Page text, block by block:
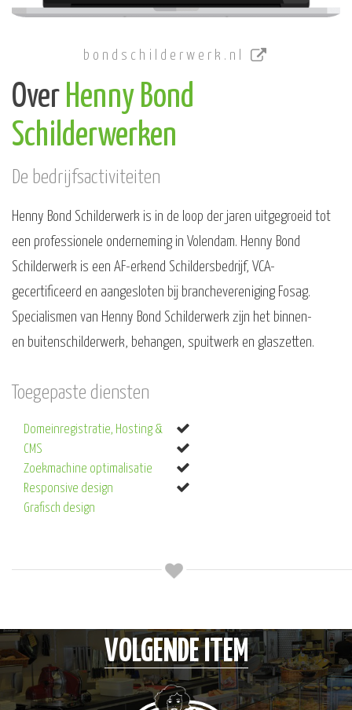
bondschilderwerk.nl
Over Henny Bond
Schilderwerken
De bedrijfsactiviteiten
Henny Bond Schilderwerk is in de loop der jaren uitgegroeid tot
een professionele onderneming in Volendam. Henny Bond
Schilderwerk is een AF-erkend Schildersbedrijf, VCA-
gecertificeerd en aangesloten bij branchevereniging Fosag.
Specialismen van Henny Bond Schilderwerk zijn het binnen-
en buitenschilderwerk, behangen, spuitwerk en glaszetten.
Toegepaste diensten
Domeinregistratie, Hosting &
CMS
Zoekmachine optimalisatie
Responsive design
Grafisch design
VOLGENDE ITEM